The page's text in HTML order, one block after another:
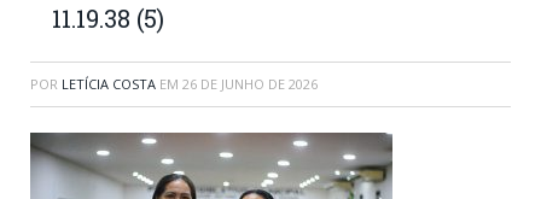
11.19.38 (5)
POR LETÍCIA COSTA EM 26 DE JUNHO DE 2026